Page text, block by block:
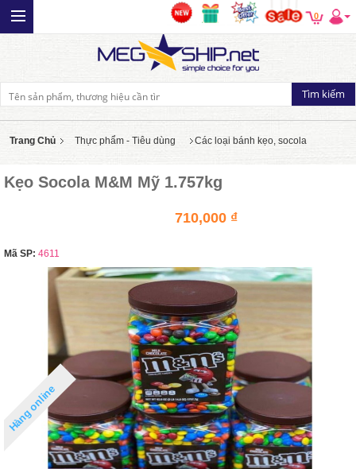
0
Trang Chủ Thực phẩm - Tiêu dùng Các loại bánh kẹo, socola
Kẹo Socola M&M Mỹ 1.757kg
710,000 ₫
Mã SP: 4611
Hàng online